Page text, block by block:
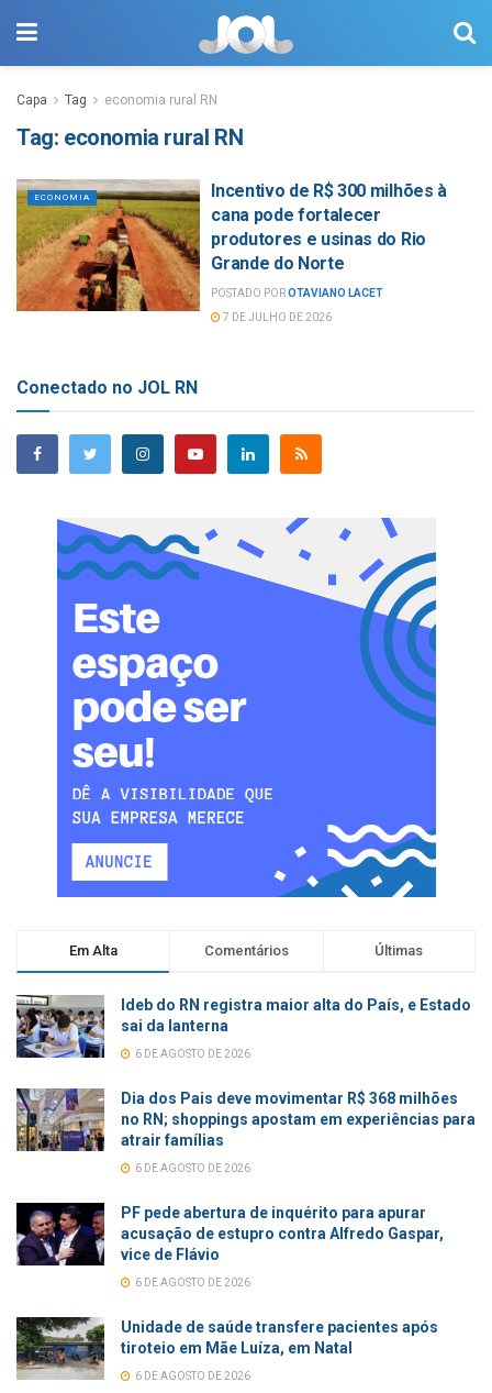
Capa Tag economia rural RN
Tag: economia rural RN
ECONOMIA
Incentivo de R$ 300 milhões à
cana pode fortalecer
produtores e usinas do Rio
Grande do Norte
POSTADO POROTAVIANO LACET
7 DE JULHO DE 2026
Conectado no JOL RN
Em Alta Comentários Últimas
Ideb do RN registra maior alta do País, e Estado
sai da lanterna
6 DE AGOSTO DE 2026
Dia dos Pais deve movimentar R$ 368 milhões
no RN; shoppings apostam em experiências para
atrair famílias
6 DE AGOSTO DE 2026
PF pede abertura de inquérito para apurar
acusação de estupro contra Alfredo Gaspar,
vice de Flávio
6 DE AGOSTO DE 2026
Unidade de saúde transfere pacientes após
tiroteio em Mãe Luíza, em Natal
6 DE AGOSTO DE 2026